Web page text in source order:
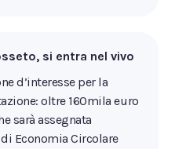
si entra nel vivo
d’interesse per la
oltre 160mila euro
sarà assegnata
Economia Circolare